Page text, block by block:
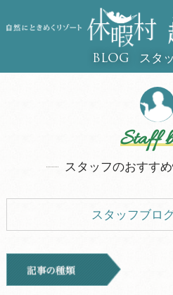
BLOG スタ
Staff
スタッフのおすす
スタッフブロ
キャンプ